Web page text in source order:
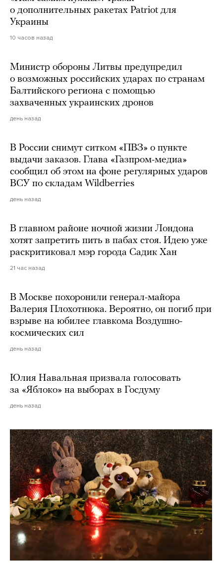
о дополнительных ракетах Patriot для
Украины
10 часов назад
Министр обороны Литвы предупредил
о возможных российских ударах по странам
Балтийского региона с помощью
захваченных украинских дронов
день назад
В России снимут ситком «ПВЗ» о пункте
выдачи заказов. Глава «Газпром-медиа»
сообщил об этом на фоне регулярных ударов
ВСУ по складам Wildberries
день назад
В главном районе ночной жизни Лондона
хотят запретить пить в пабах стоя. Идею уже
раскритиковал мэр города Садик Хан
21 час назад
В Москве похоронили генерал-майора
Валерия Плохотнюка. Вероятно, он погиб при
взрыве на юбилее главкома Воздушно-
космических сил
день назад
Юлия Навальная призвала голосовать
за «Яблоко» на выборах в Госдуму
день назад